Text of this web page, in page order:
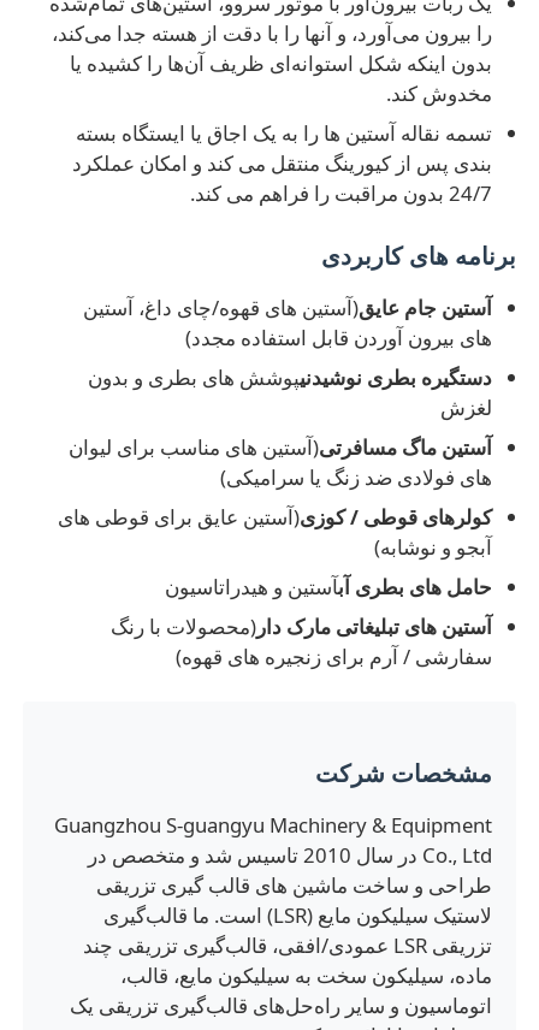
را بیرون می‌آورد، و آنها را با دقت از هسته جدا می‌کند،
بدون اینکه شکل استوانه‌ای ظریف آن‌ها را کشیده یا
مخدوش کند.
تسمه نقاله آستین ها را به یک اجاق یا ایستگاه بسته
بندی پس از کیورینگ منتقل می کند و امکان عملکرد
24/7 بدون مراقبت را فراهم می کند.
برنامه های کاربردی
آستین جام عایق(آستین های قهوه/چای داغ، آستین
های بیرون آوردن قابل استفاده مجدد)
دستگیره بطری نوشیدنیپوشش های بطری و بدون
لغزش
آستین ماگ مسافرتی(آستین های مناسب برای لیوان
های فولادی ضد زنگ یا سرامیکی)
کولرهای قوطی / کوزی(آستین عایق برای قوطی های
آبجو و نوشابه)
حامل های بطری آبآستین و هیدراتاسیون
آستین های تبلیغاتی مارک دار(محصولات با رنگ
سفارشی / آرم برای زنجیره های قهوه)
مشخصات شرکت
Guangzhou S-guangyu Machinery & Equipment
Co., Ltd در سال 2010 تاسیس شد و متخصص در
طراحی و ساخت ماشین های قالب گیری تزریقی
لاستیک سیلیکون مایع (LSR) است. ما قالب‌گیری
تزریقی LSR عمودی/افقی، قالب‌گیری تزریقی چند
ماده، سیلیکون سخت به سیلیکون مایع، قالب،
اتوماسیون و سایر راه‌حل‌های قالب‌گیری تزریقی یک